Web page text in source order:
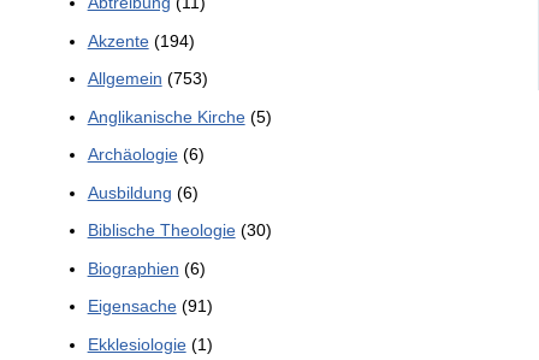
Akzente(194)
Allgemein (753)
Anglikanische Kirche(5)
Archäologie(6)
Ausbildung (6)
Biblische Theologie(30)
Biographien (6)
Eigensache(91)
Ekklesiologie(1)